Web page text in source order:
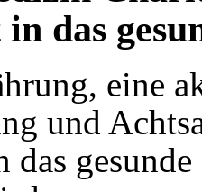
das
eine
und